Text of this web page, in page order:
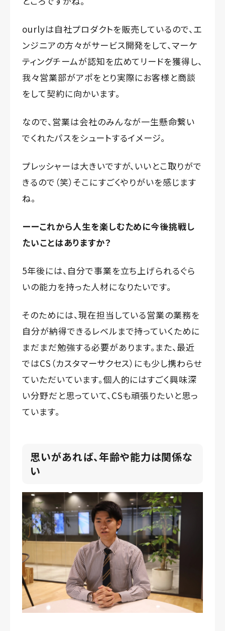
ourlyは自社プロダクトを販売しているので、エ
ンジニアの方々がサービス開発をして、マーケ
ティングチームが認知を広めてリードを獲得し、
我々営業部がアポをとり実際にお客様と商談
をして契約に向かいます。
なので、営業は会社のみんなが一生懸命繋い
でくれたパスをシュートするイメージ。
プレッシャーは大きいですが、いいとこ取りがで
きるので（笑）そこにすごくやりがいを感じます
ね。
ーーこれから人生を楽しむために今後挑戦し
たいことはありますか？
5年後には、自分で事業を立ち上げられるぐら
いの能力を持った人材になりたいです。
そのためには、現在担当している営業の業務を
自分が納得できるレベルまで持っていくために
まだまだ勉強する必要があります。また、最近
ではCS（カスタマーサクセス）にも少し携わらせ
ていただいています。個人的にはすごく興味深
い分野だと思っていて、CSも頑張りたいと思っ
ています。
思いがあれば、年齢や能力は関係な
い